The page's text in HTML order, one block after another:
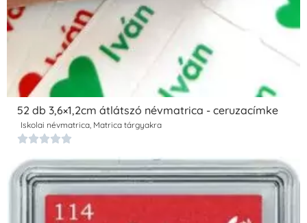
52 db 3,6×1,2cm átlátszó névmatrica - ceruzacímke
Iskolai névmatrica, Matrica tárgyakra
